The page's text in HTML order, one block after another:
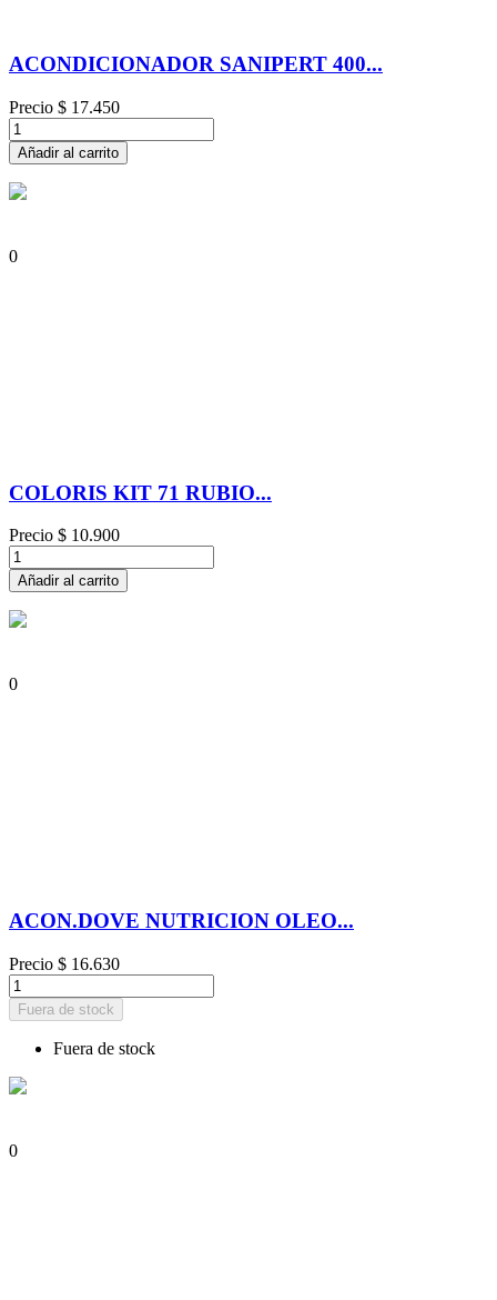
ACONDICIONADOR SANIPERT 400...
Precio $ 17.450
Añadir al carrito
0
COLORIS KIT 71 RUBIO...
Precio $ 10.900
Añadir al carrito
0
ACON.DOVE NUTRICION OLEO...
Precio $ 16.630
Fuera de stock
Fuera de stock
0